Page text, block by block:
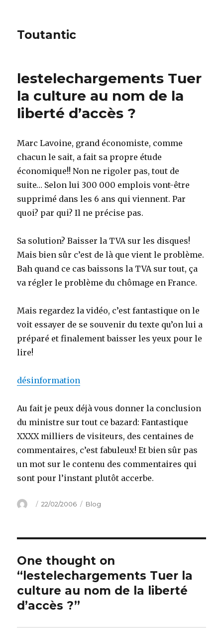
Toutantic
lestelechargements Tuer
la culture au nom de la
liberté d’accès ?
Marc Lavoine, grand économiste, comme
chacun le sait, a fait sa propre étude
économique!! Non ne rigoler pas, tout de
suite… Selon lui 300 000 emplois vont-être
supprimé dans les 6 ans qui viennent. Par
quoi? par qui? Il ne précise pas.
Sa solution? Baisser la TVA sur les disques!
Mais bien sûr c’est de là que vient le problème.
Bah quand ce cas baissons la TVA sur tout, ça
va régler le problème du chômage en France.
Mais regardez la vidéo, c’est fantastique on le
voit essayer de se souvenir du texte qu’on lui a
préparé et finalement baisser les yeux pour le
lire!
désinformation
Au fait je peux déjà vous donner la conclusion
du ministre sur tout ce bazard: Fantastique
XXXX milliers de visiteurs, des centaines de
commentaires, c’est fabuleux! Et bien sûr pas
un mot sur le contenu des commentaires qui
sont pour l’instant plutôt accerbe.
Author
Posted
22/02/2006 Categories
Blog
One thought on
“lestelechargements Tuer la
culture au nom de la liberté
d’accès ?”